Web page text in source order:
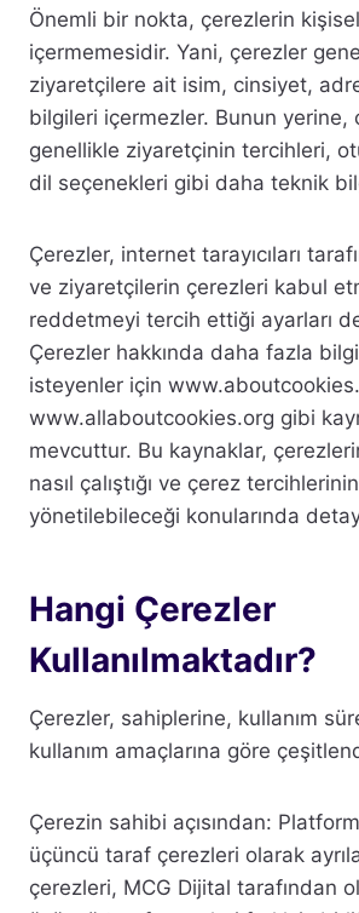
Önemli bir nokta, çerezlerin
içermemesidir. Yani, çerezler
ziyaretçilere ait isim, cinsiyet,
bilgileri içermezler. Bunun yerine,
genellikle ziyaretçinin tercihleri,
dil seçenekleri gibi daha teknik
Çerezler, internet tarayıcıları
ve ziyaretçilerin çerezleri kabul
reddetmeyi tercih ettiği ayarları
Çerezler hakkında daha fazla
isteyenler için
www.allaboutcookies.org gibi
mevcuttur. Bu kaynaklar,
nasıl çalıştığı ve çerez
yönetilebileceği konularında
Hangi Çerezler
Kullanılmaktadır?
Çerezler, sahiplerine, kullanım
kullanım amaçlarına göre
Çerezin sahibi açısından:
üçüncü taraf çerezleri olarak
çerezleri, MCG Dijital tarafından